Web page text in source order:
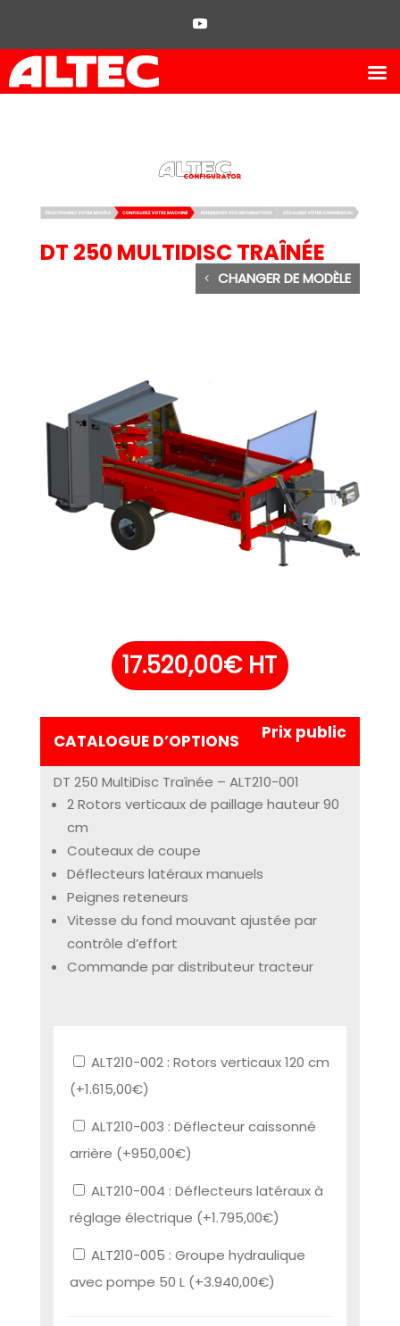
DT 250 MULTIDISC TRAÎNÉE
CHANGER DE MODÈLE
17.520,00€ HT
CATALOGUE D’OPTIONS Prix public
DT 250 MultiDisc Traînée – ALT210-001
2 Rotors verticaux de paillage hauteur 90
cm
Couteaux de coupe
Déflecteurs latéraux manuels
Peignes reteneurs
Vitesse du fond mouvant ajustée par
contrôle d’effort
Commande par distributeur tracteur
ALT210-002 : Rotors verticaux 120 cm
(+1.615,00€)
ALT210-003 : Déflecteur caissonné
arrière (+950,00€)
ALT210-004 : Déflecteurs latéraux à
réglage électrique (+1.795,00€)
ALT210-005 : Groupe hydraulique
avec pompe 50 L (+3.940,00€)